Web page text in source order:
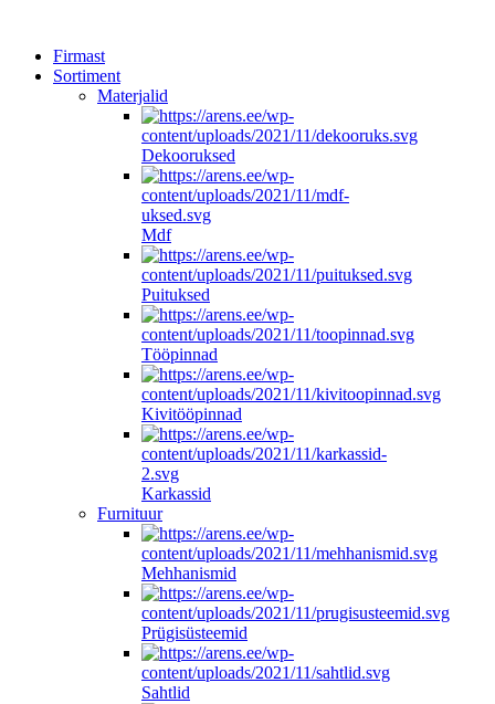
Firmast
Sortiment
Materjalid
Dekooruksed
Mdf
Puituksed
Tööpinnad
Kivitööpinnad
Karkassid
Furnituur
Mehhanismid
Prügisüsteemid
Sahtlid